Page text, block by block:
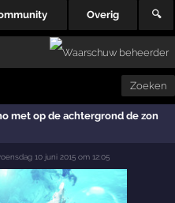
Overig 🔍
Zoeken
met op de achtergrond de zon
10 juni 2015 om 12:05